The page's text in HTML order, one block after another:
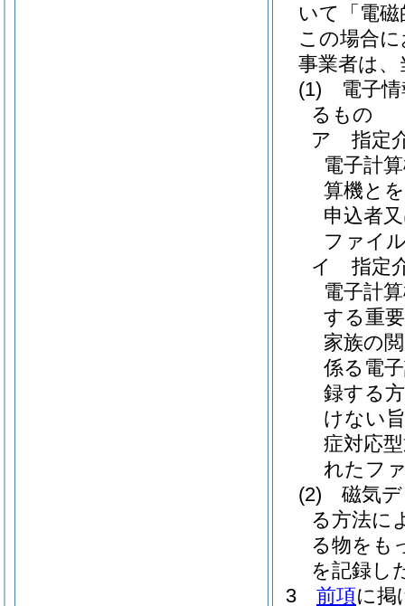
いて「電
この場合
事業者は
(1)
電子
るもの
ア
指定
電子計
算機と
申込者
ファイ
イ
指定
電子計
する重
家族の
係る電
録する
けない
症対応
れたフ
(2)
磁気
る方法に
る物をも
を記録し
3
前項に掲